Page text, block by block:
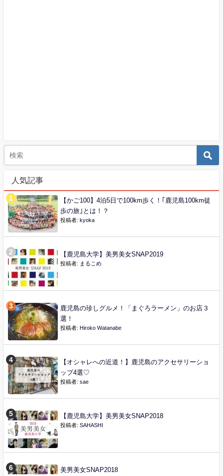
人気記事
【かご100】4泊5日で100km歩く！｢鹿児島100km徒
歩の旅｣とは！？
投稿者: kyoka
【鹿児島大学】美男美女SNAP2019
投稿者: まるこめ
鹿児島の珍しグルメ！「まぐろラーメン」のお店３
選！
投稿者: Hiroko Watanabe
【オシャレへの近道！】鹿児島のアクセサリーショ
ップ4選♡
投稿者: sae
【鹿児島大学】美男美女SNAP2018
投稿者: SAHASHI
美男美女SNAP2018